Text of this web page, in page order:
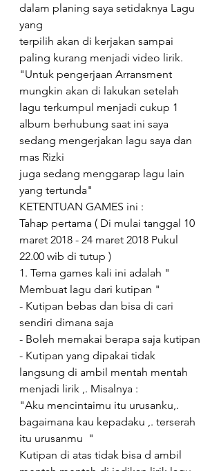
dalam planing saya setidaknya Lagu
yang
terpilih akan di kerjakan sampai
paling kurang menjadi video lirik.
"Untuk pengerjaan Arransment
mungkin akan di lakukan setelah
lagu terkumpul menjadi cukup 1
album berhubung saat ini saya
sedang mengerjakan lagu saya dan
mas Rizki
juga sedang menggarap lagu lain
yang tertunda"
KETENTUAN GAMES ini :
Tahap pertama ( Di mulai tanggal 10
maret 2018 - 24 maret 2018 Pukul
22.00 wib di tutup )
1. Tema games kali ini adalah "
Membuat lagu dari kutipan "
- Kutipan bebas dan bisa di cari
sendiri dimana saja
- Boleh memakai berapa saja kutipan
- Kutipan yang dipakai tidak
langsung di ambil mentah mentah
menjadi lirik ,. Misalnya :
"Aku mencintaimu itu urusanku,.
bagaimana kau kepadaku ,. terserah
itu urusanmu  "
Kutipan di atas tidak bisa d ambil